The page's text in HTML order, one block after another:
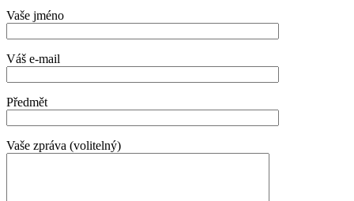
Vaše jméno
Váš e-mail
Předmět
Vaše zpráva (volitelný)